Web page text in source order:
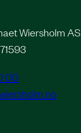
Wiersholm AS
00